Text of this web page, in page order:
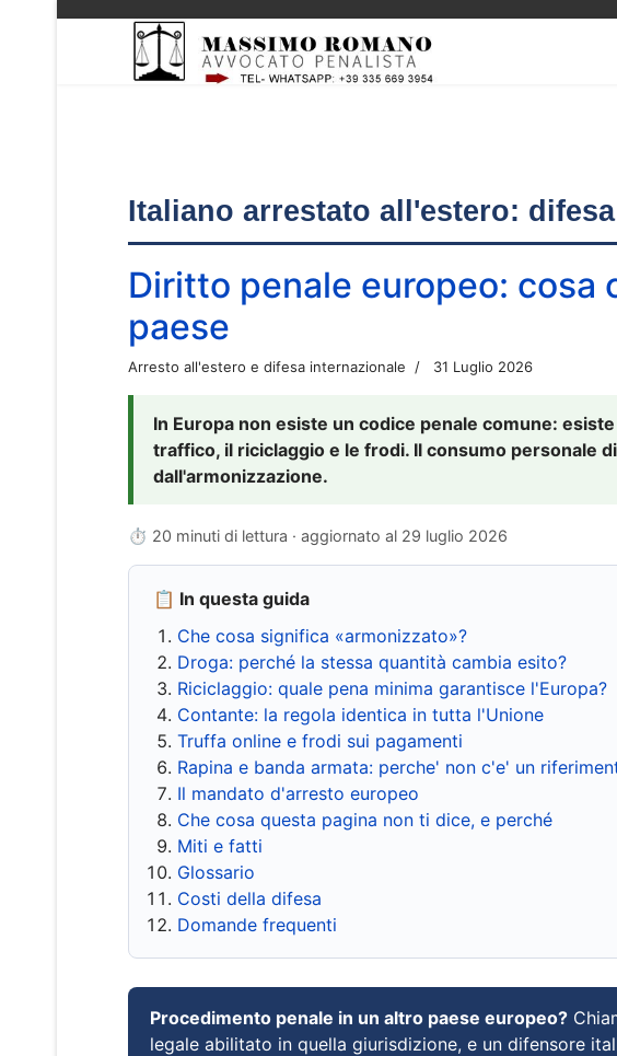
Italiano arrestato all'estero:
Diritto penale europeo: cosa
paese
Arresto all'estero e difesa internazionale 31 Luglio 2026
In Europa non esiste un codice penale comune:
traffico, il riciclaggio e le frodi. Il consumo personale
dall'armonizzazione.
⏱ 20 minuti di lettura · aggiornato al 29 luglio 2026
📋 In questa guida
Che cosa significa «armonizzato»?
Droga: perché la stessa quantità cambia esito?
Riciclaggio: quale pena minima garantisce l'Europa?
Contante: la regola identica in tutta l'Unione
Truffa online e frodi sui pagamenti
Rapina e banda armata: perche' non c'e' un
Il mandato d'arresto europeo
Che cosa questa pagina non ti dice, e perché
Miti e fatti
Glossario
Costi della difesa
Domande frequenti
Procedimento penale in un altro paese europeo?
legale abilitato in quella giurisdizione, e un difensore